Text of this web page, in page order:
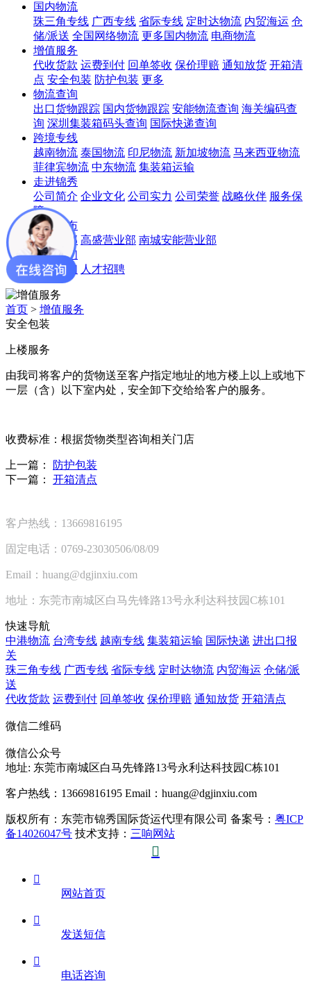
国内物流
珠三角专线 广西专线 省际专线 定时达物流 内贸海运 仓
储/派送 全国网络物流 更多国内物流 电商物流
增值服务
代收货款 运费到付 回单签收 保价理赔 通知放货 开箱清
点 安全包装 防护包装 更多
物流查询
出口货物跟踪 国内货物跟踪 安能物流查询 海关编码查
询 深圳集装箱码头查询 国际快递查询
跨境专线
越南物流 泰国物流 印尼物流 新加坡物流 马来西亚物流
菲律宾物流 中东物流 集装箱运输
走进锦秀
公司简介 企业文化 公司实力 公司荣誉 战略伙伴 服务保
障
网点分布
公司总部 高盛营业部 南城安能营业部
联系我们
联系我们 人才招聘
首页 > 增值服务
安全包装
上楼服务
由我司将客户的货物送至客户指定地址的地方楼上以上或地下
一层（含）以下室内处，安全卸下交给给客户的服务。
收费标准：根据货物类型咨询相关门店
上一篇：
防护包装
下一篇： 开箱清点
客户热线：13669816195
固定电话：0769-23030506/08/09
Email：huang@dgjinxiu.com
地址：东莞市南城区白马先锋路13号永利达科技园C栋101
快速导航
中港物流 台湾专线 越南专线 集装箱运输 国际快递 进出口报
关
珠三角专线 广西专线 省际专线 定时达物流 内贸海运 仓储/派
送
代收货款 运费到付 回单签收 保价理赔 通知放货 开箱清点
微信二维码
微信公众号
地址: 东莞市南城区白马先锋路13号永利达科技园C栋101
客户热线：13669816195 Email：huang@dgjinxiu.com
版权所有：东莞市锦秀国际货运代理有限公司 备案号： 粤ICP
备14026047号 技术支持： 三响网站


网站首页

发送短信

电话咨询